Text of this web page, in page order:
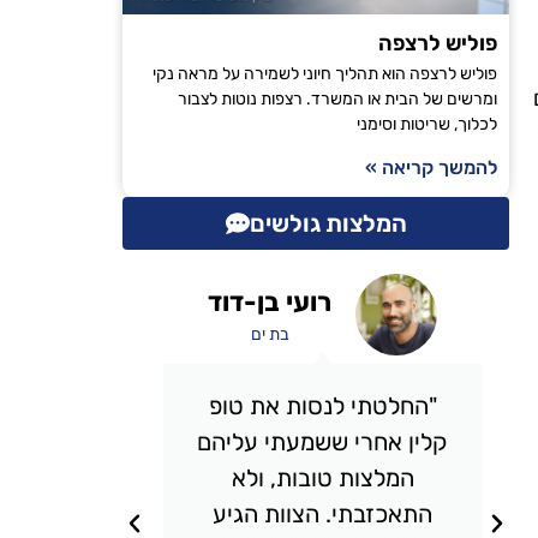
פוליש לרצפה
פוליש לרצפה הוא תהליך חיוני לשמירה על מראה נקי
ומרשים של הבית או המשרד. רצפות נוטות לצבור
לכלוך, שריטות וסימני
להמשך קריאה »
המלצות גולשים
"השתמשתי בשירותי הניקיון
של טופ קלין והייתי מרוצה
מעל ומעבר. הצוות הגיע
בזמן, עבד בצורה יסודית
אבי מכלוף
תל אביב